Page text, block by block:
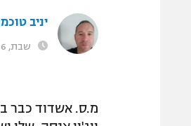
יניב
שבת, 13:36, 16.05.26
מ.ס. אשדוד כבר